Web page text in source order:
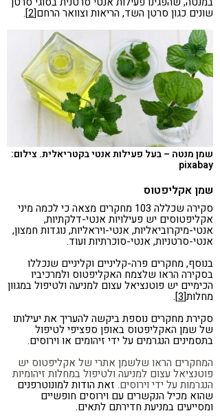
שונים כגון סרטן השד, הריאות וצוואר הרחם[2]
.
שמן מנטה – בעל פעילות אנטי בקטריאלית. צילום:
pixabay
שמן אקליפטוס
סקירה שכללה 103 מחקרים מצאה כי לכמה מיני
אקליפטוסים יש פעילויות אנטי-דלקתיות,
אנטי-מיקרוביאליות, אנטי-ויראליות, נוגדות חמצון,
אנטי-סרטניות, אנטי-סוכרתיות ועוד.
בנוסף, מחקרים פרה-קליניים וקליניים שנכללו
בסקירה הראו שלצמח האקליפטוס ולמרכיביו
הכימיים יש פוטנציאל עצום למניעה ולטיפול במגוון
מחלות[3]
.
סקירת מחקרים נוספת ביקשה להעריך את יעילותו
של שמן האקליפטוס באופן ספציפי לטיפול
בתסמינים הנגרמים על ידי זיהומים או וירוסים.
המחקרים הראו שלשמן אתרי של אקליפטוס יש
פוטנציאל עצום למניעה ולטיפול במחלות זיהומיות
הנגרמות על ידי וירוסים. זאת הודות למונוטרפנים
שהוא מכיל הנקשרים עם וירוסים חופשיים
ומסייעים במניעת חדירתם לתאים.